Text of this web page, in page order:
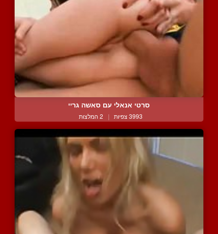
סרטי אנאלי עם סאשה גריי
3993 צפיות | 2 המלצות